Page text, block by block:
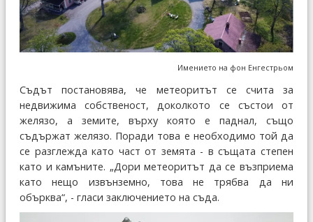
Имението на фон Енгестрьом
Съдът постановява, че метеоритът се счита за
недвижима собственост, доколкото се състои от
желязо, а земите, върху която е паднал, също
съдържат желязо. Поради това е необходимо той да
се разглежда като част от земята - в същата степен
като и камъните. „Дори метеоритът да се възприема
като нещо извънземно, това не трябва да ни
обърква“, - гласи заключението на съда.